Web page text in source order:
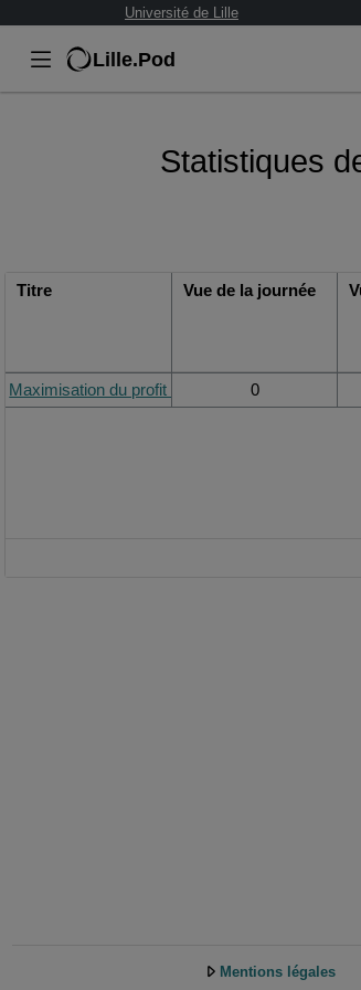
Université de Lille
Lille.Pod
Statistiques
Titre Vue de la journée
Maximisation du profit dans un cas continu
0
Mentions légales